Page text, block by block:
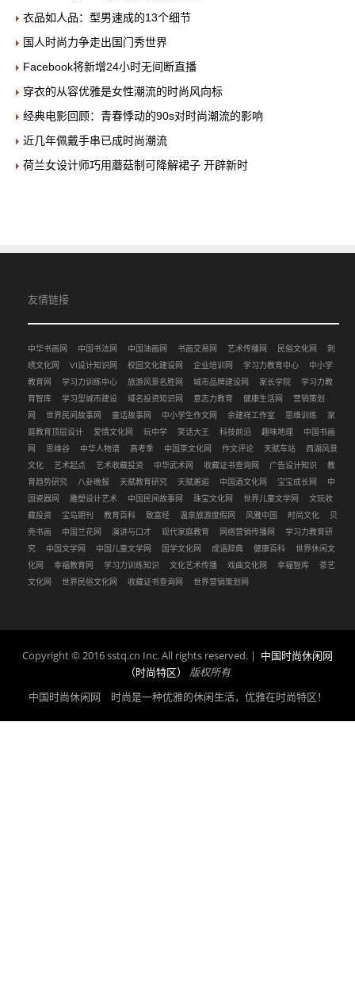
衣品如人品：型男速成的13个细节
国人时尚力争走出国门秀世界
Facebook将新增24小时无间断直播
穿衣的从容优雅是女性潮流的时尚风向标
经典电影回顾：青春悸动的90s对时尚潮流的影响
近几年佩戴手串已成时尚潮流
荷兰女设计师巧用蘑菇制可降解裙子 开辟新时
友情链接
中华书画网 中国书法网 中国油画网 书画交易网 艺术传播网 民俗文化网
刺
绣文化网
VI设计知识网 校园文化建设网 企业培训网 学习力教育中心
中小学
教育网
学习力训练中心 旅游风景名胜网 城市品牌建设网 家长学院
学习力教
育智库
学习型城市建设 域名投资知识网 意志力教育 健康生活网
营销策划
网
世界民间故事网 童话故事网 中小学生作文网 余建祥工作室 思维训练
家
庭教育顶层设计
爱情文化网 玩中学 笑话大王 科技前沿 趣味地理
中国书画
网
思维谷 中华人物谱 高考季 中国茶文化网 作文评论 天赋车站
西湖风景
文化
艺术起点 艺术收藏投资 中华武术网 收藏证书查询网 广告设计知识
教
育趋势研究
八卦晚报 天赋教育研究 天赋邂逅 中国酒文化网 宝宝成长网
中
国瓷器网
雕塑设计艺术 中国民间故事网 珠宝文化网 世界儿童文学网
文玩收
藏投资
宝岛期刊 教育百科 致富经 温泉旅游度假网 风雅中国 时尚文化
贝
壳书画
中国兰花网 演讲与口才 现代家庭教育 网络营销传播网
学习力教育研
究
中国文学网 中国儿童文学网 国学文化网 成语辞典 健康百科
世界休闲文
化网
幸福教育网 学习力训练知识 文化艺术传播 戏曲文化网 幸福智库
茶艺
文化网
世界民俗文化网 收藏证书查询网 世界营销策划网
Copyright © 2016 sstq.cn Inc. All rights reserved. | 中国时尚休闲网
（时尚特区）
版权所有
中国时尚休闲网 时尚是一种优雅的休闲生活，优雅在时尚特区！